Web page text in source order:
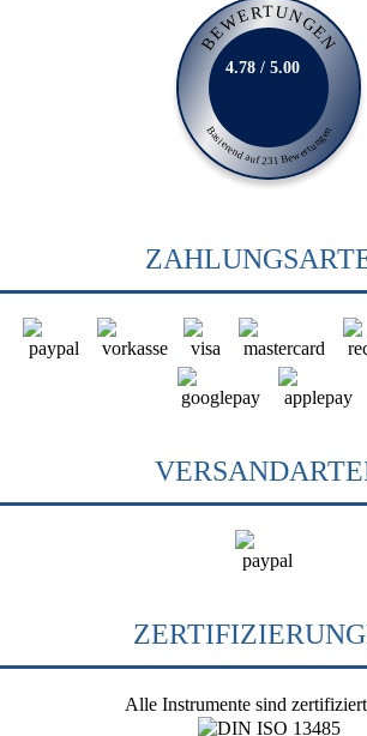
BEWERTUNGEN
Basierend auf 231 Bewertungen
4.78 / 5.00
Alle Instrumente sind